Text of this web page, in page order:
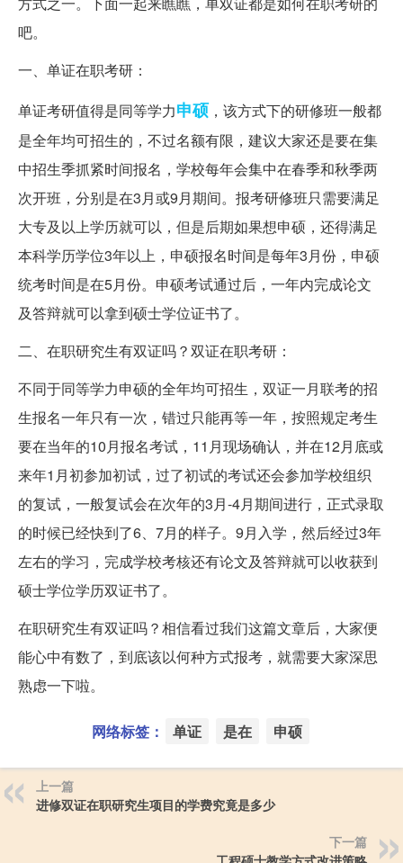
吧。
一、单证在职考研：
单证考研值得是同等学力申硕，该方式下的研修班一般都
是全年均可招生的，不过名额有限，建议大家还是要在集
中招生季抓紧时间报名，学校每年会集中在春季和秋季两
次开班，分别是在3月或9月期间。报考研修班只需要满足
大专及以上学历就可以，但是后期如果想申硕，还得满足
本科学历学位3年以上，申硕报名时间是每年3月份，申硕
统考时间是在5月份。申硕考试通过后，一年内完成论文
及答辩就可以拿到硕士学位证书了。
二、在职研究生有双证吗？双证在职考研：
不同于同等学力申硕的全年均可招生，双证一月联考的招
生报名一年只有一次，错过只能再等一年，按照规定考生
要在当年的10月报名考试，11月现场确认，并在12月底或
来年1月初参加初试，过了初试的考试还会参加学校组织
的复试，一般复试会在次年的3月-4月期间进行，正式录取
的时候已经快到了6、7月的样子。9月入学，然后经过3年
左右的学习，完成学校考核还有论文及答辩就可以收获到
硕士学位学历双证书了。
在职研究生有双证吗？相信看过我们这篇文章后，大家便
能心中有数了，到底该以何种方式报考，就需要大家深思
熟虑一下啦。
网络标签： 单证 是在 申硕
上一篇
进修双证在职研究生项目的学费究竟是多少
下一篇